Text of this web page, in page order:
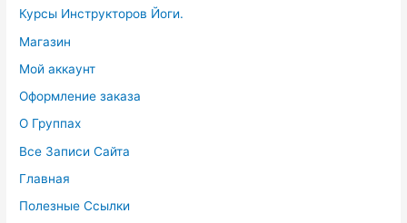
Курсы Инструкторов Йоги.
Магазин
Мой аккаунт
Оформление заказа
О Группах
Все Записи Сайта
Главная
Полезные Ссылки